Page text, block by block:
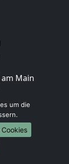
Main
um die